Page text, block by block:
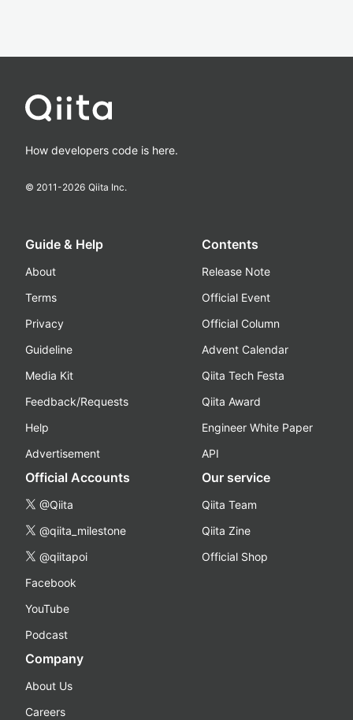
How developers code is here.
© 2011-2026 Qiita Inc.
Guide & Help
About
Terms
Privacy
Guideline
Media Kit
Feedback/Requests
Help
Advertisement
Contents
Release Note
Official Event
Official Column
Advent Calendar
Qiita Tech Festa
Qiita Award
Engineer White Paper
API
Official Accounts
@Qiita
@qiita_milestone
@qiitapoi
Facebook
YouTube
Podcast
Our service
Qiita Team
Qiita Zine
Official Shop
Company
About Us
Careers